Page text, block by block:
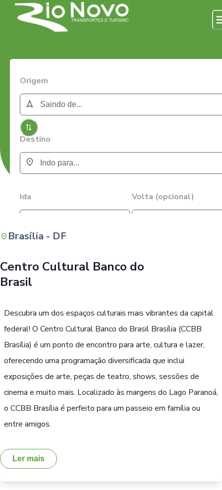
Origem
Destino
Ida Volta (opcional)
Brasília - DF
Centro Cultural Banco do
Brasil
Descubra um dos espaços culturais mais vibrantes da capital
federal! O Centro Cultural Banco do Brasil Brasília (CCBB
Brasília) é um ponto de encontro para arte, cultura e lazer,
oferecendo uma programação diversificada que inclui
exposições de arte, peças de teatro, shows, sessões de
cinema e muito mais. Localizado às margens do Lago Paranoá,
o CCBB Brasília é perfeito para um passeio em família ou
entre amigos.
Ler mais